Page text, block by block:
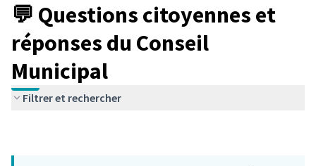
💬 Questions citoyennes et
réponses du Conseil
Municipal
Filtrer et rechercher